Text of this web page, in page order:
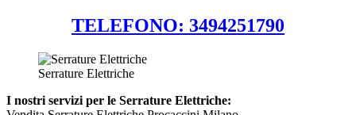
TELEFONO: 3494251790
Serrature Elettriche
I nostri servizi per le Serrature Elettriche: